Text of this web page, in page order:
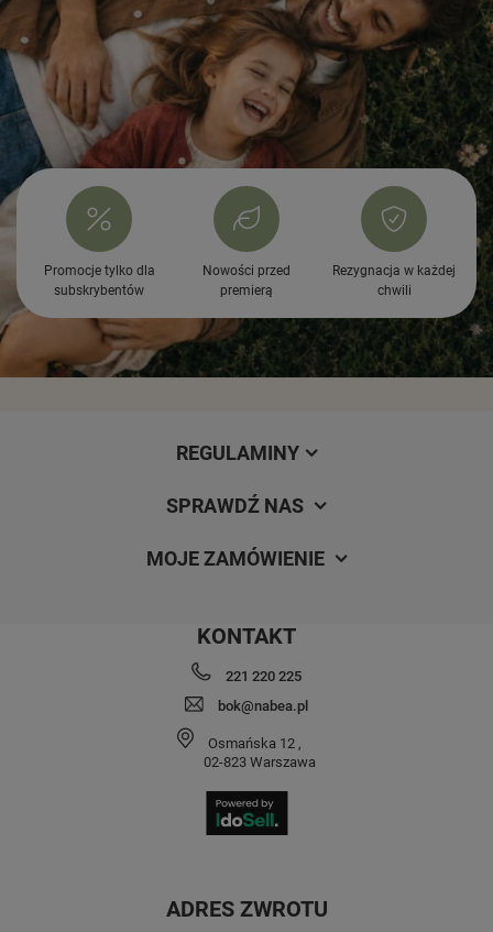
Promocje tylko dla
subskrybentów
Nowości przed
premierą
Rezygnacja w każdej
chwili
REGULAMINY
SPRAWDŹ NAS
MOJE ZAMÓWIENIE
KONTAKT
221 220 225
bok@nabea.pl
Osmańska 12 ,
02-823 Warszawa
ADRES ZWROTU